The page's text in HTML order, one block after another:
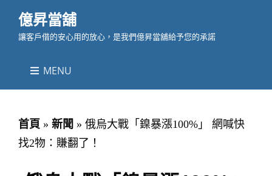
億昇當舖
讓客戶借的安心用的放心，是我們億昇當舖給予您的承諾
MENU
首頁 » 新聞 » 俄烏大戰「鎳暴漲100%」 網喊快
找2物：賺翻了！